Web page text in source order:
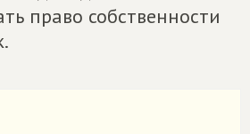
право собственности